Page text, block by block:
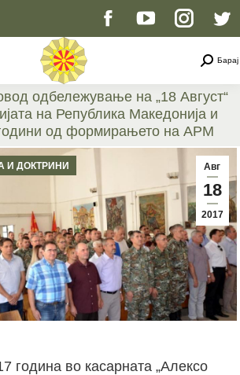
Facebook
opens
in
window
YouTube
opens
in
new
window
page
opens
in
new
window
Барај
одбележување на „18 Август“
на Република Македонија и
години од формирањето на АРМ
You are here:
Авг
18
2017
И ДОКТРИНИ
година во касарната „Алексо